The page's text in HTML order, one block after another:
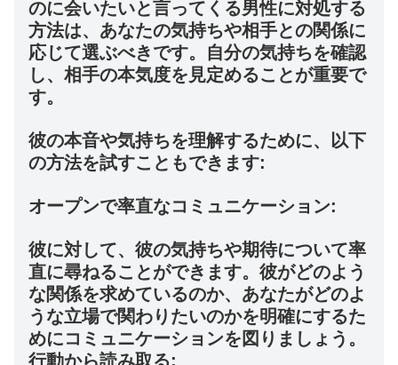
のに会いたいと言ってくる男性に対処する
方法は、あなたの気持ちや相手との関係に
応じて選ぶべきです。自分の気持ちを確認
し、相手の本気度を見定めることが重要で
す。
彼の本音や気持ちを理解するために、以下
の方法を試すこともできます:
オープンで率直なコミュニケーション:
彼に対して、彼の気持ちや期待について率
直に尋ねることができます。彼がどのよう
な関係を求めているのか、あなたがどのよ
うな立場で関わりたいのかを明確にするた
めにコミュニケーションを図りましょう。
行動から読み取る: